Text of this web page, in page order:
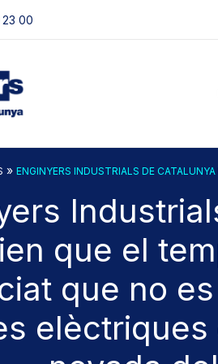
23 00
» ENGINYERS INDUSTRIALS DE
que el
que no